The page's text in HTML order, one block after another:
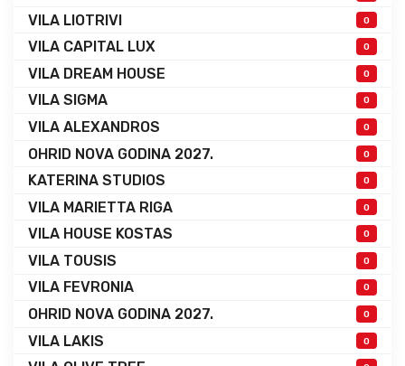
VILA LIOTRIVI 0
VILA CAPITAL LUX 0
VILA DREAM HOUSE 0
VILA SIGMA 0
VILA ALEXANDROS 0
OHRID NOVA GODINA 2027. 0
KATERINA STUDIOS 0
VILA MARIETTA RIGA 0
VILA HOUSE KOSTAS 0
VILA TOUSIS 0
VILA FEVRONIA 0
OHRID NOVA GODINA 2027. 0
VILA LAKIS 0